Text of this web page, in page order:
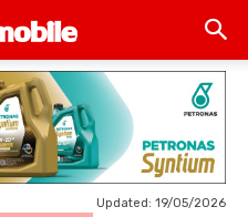
Updated: 19/05/2026